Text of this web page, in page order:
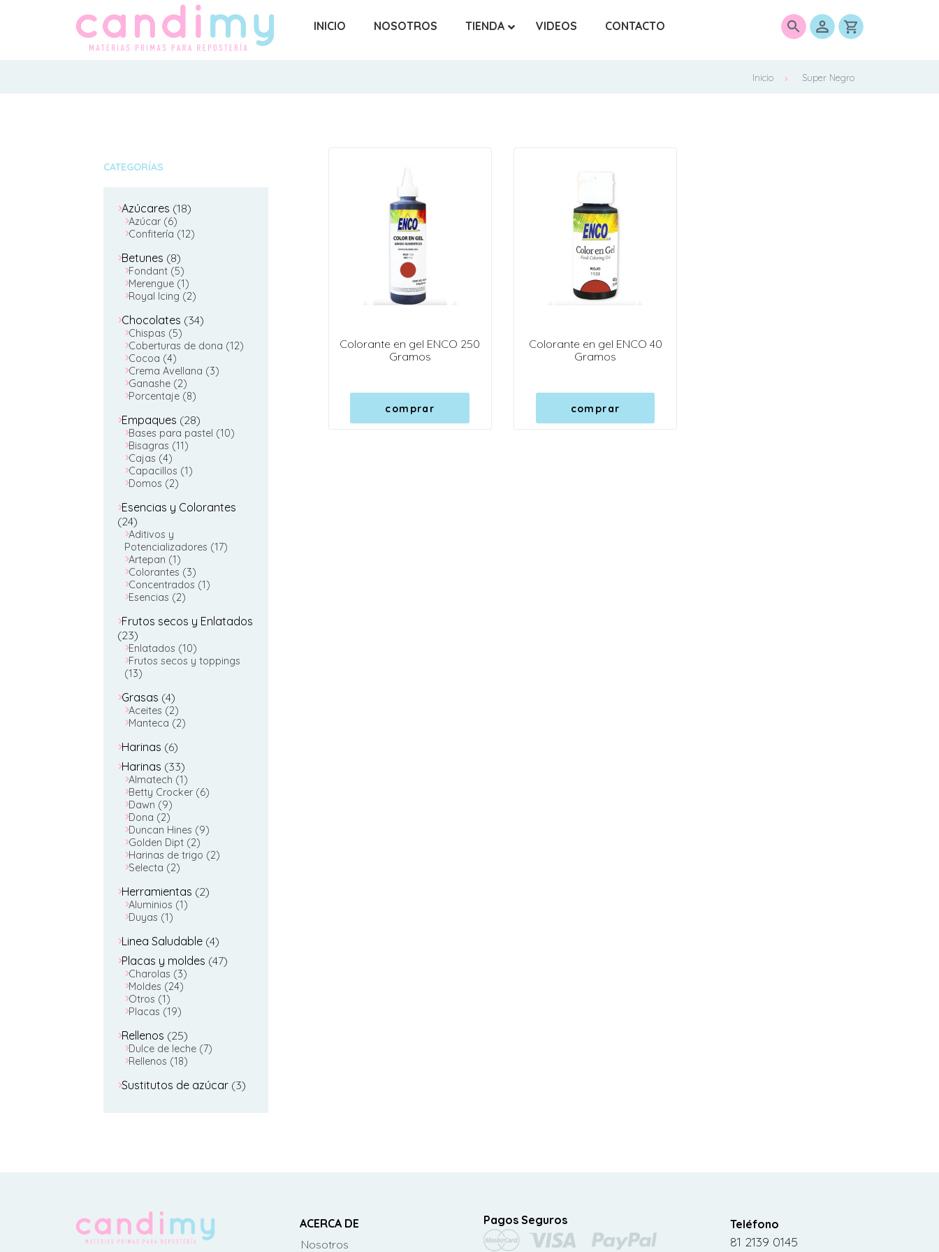
INICIO NOSOTROS TIENDA VIDEOS
CONTACTO
Inicio Super Negro
CATEGORÍAS
Azúcares 1818
Azúcar 66
productos
Confitería 1212
Betunes 88
productos
Fondant 55
productos
Merengue 11
producto
Royal Icing 22
Chocolates 3434
Chispas 55
productos
Coberturas de dona 1212
Cocoa 44
productos
Crema Avellana 33
Ganashe 22
productos
Porcentaje 88
Empaques 2828
productos
Bases para pastel 1010
Bisagras 1111
Cajas 44
productos
Capacillos 11
Domos 22
Esencias y Colorantes
2424
productos
Aditivos y
Potencializadores 1717
Artepan 11
producto
Colorantes 33
productos
Concentrados 11
Esencias 22
Frutos secos y Enlatados
2323
productos
Enlatados 1010
productos
Frutos secos y toppings
1313
Grasas 44
productos
Aceites 22
productos
Manteca 22
Harinas 66
productos
Harinas 3333
productos
Almatech 11
producto
Betty Crocker 66
Dawn 99
productos
Dona 22
productos
Duncan Hines 99
Golden Dipt 22
productos
Harinas de trigo 22
Selecta 22
Herramientas 22
Aluminios 11
Duyas 11
Linea Saludable 44
productos
Placas y moldes 4747
Charolas 33
productos
Moldes 2424
Otros 11
producto
Placas 1919
Rellenos 2525
productos
Dulce de leche 77
Rellenos 1818
Sustitutos de azúcar 33
Colorante en gel ENCO 250
Gramos
comprar
Colorante en gel ENCO 40
Gramos
comprar
ACERCA DE
Nosotros
Pagos Seguros Teléfono
81 2139 0145